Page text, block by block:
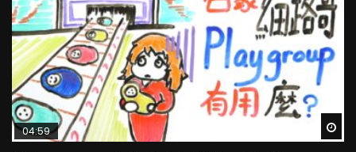
04:59
03:39
03:02
04:06
03:41